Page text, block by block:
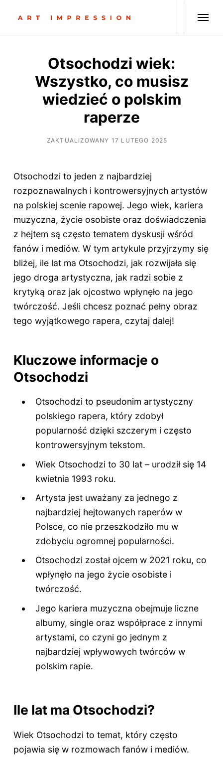
Otsochodzi wiek:
Wszystko, co musisz
wiedzieć o polskim
raperze
ZAKTUALIZOWANY 17 LUTEGO 2025
Otsochodzi to jeden z najbardziej
rozpoznawalnych i kontrowersyjnych artystów
na polskiej scenie rapowej. Jego wiek, kariera
muzyczna, życie osobiste oraz doświadczenia
z hejtem są często tematem dyskusji wśród
fanów i mediów. W tym artykule przyjrzymy się
bliżej, ile lat ma Otsochodzi, jak rozwijała się
jego droga artystyczna, jak radzi sobie z
krytyką oraz jak ojcostwo wpłynęło na jego
twórczość. Jeśli chcesz poznać pełny obraz
tego wyjątkowego rapera, czytaj dalej!
Kluczowe informacje o
Otsochodzi
Otsochodzi to pseudonim artystyczny
polskiego rapera, który zdobył
popularność dzięki szczerym i często
kontrowersyjnym tekstom.
Wiek Otsochodzi to 30 lat – urodził się 14
kwietnia 1993 roku.
Artysta jest uważany za jednego z
najbardziej hejtowanych raperów w
Polsce, co nie przeszkodziło mu w
zdobyciu ogromnej popularności.
Otsochodzi został ojcem w 2021 roku, co
wpłynęło na jego życie osobiste i
twórczość.
Jego kariera muzyczna obejmuje liczne
albumy, single oraz współprace z innymi
artystami, co czyni go jednym z
najbardziej wpływowych twórców w
polskim rapie.
Ile lat ma Otsochodzi?
Wiek Otsochodzi to temat, który często
pojawia się w rozmowach fanów i mediów.